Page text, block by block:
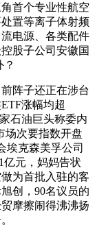
首个专业性航空
置等离子体射频
电源、各类配件
股子公司安徽国
阵子还正在涉台
涨幅均超
石油巨头称委内
场次要指数开盘
埃克森美孚公司
亿元，妈妈告状
为首批入驻的客
创，90名议员的
摩擦闹得沸沸扬